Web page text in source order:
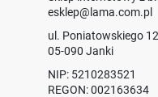
esklep@lama.com.pl
ul. Poniatowskiego
05-090 Janki
NIP: 5210283521
REGON: 002163634